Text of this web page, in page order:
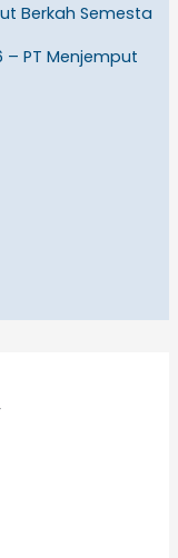
Berkah Semesta
– PT Menjemput